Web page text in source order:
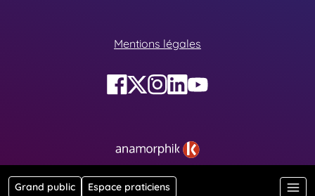
Grand public Espace praticiens
Mentions légales